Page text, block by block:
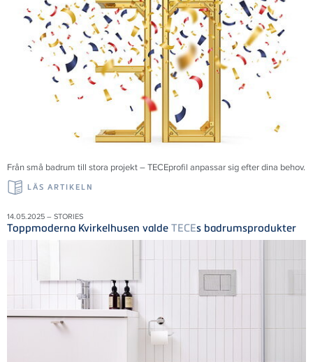
Från små badrum till stora projekt – TECEprofil anpassar sig efter dina behov.
LÄS ARTIKELN
14.05.2025 – STORIES
Toppmoderna Kvirkelhusen valde TECEs badrumsprodukter